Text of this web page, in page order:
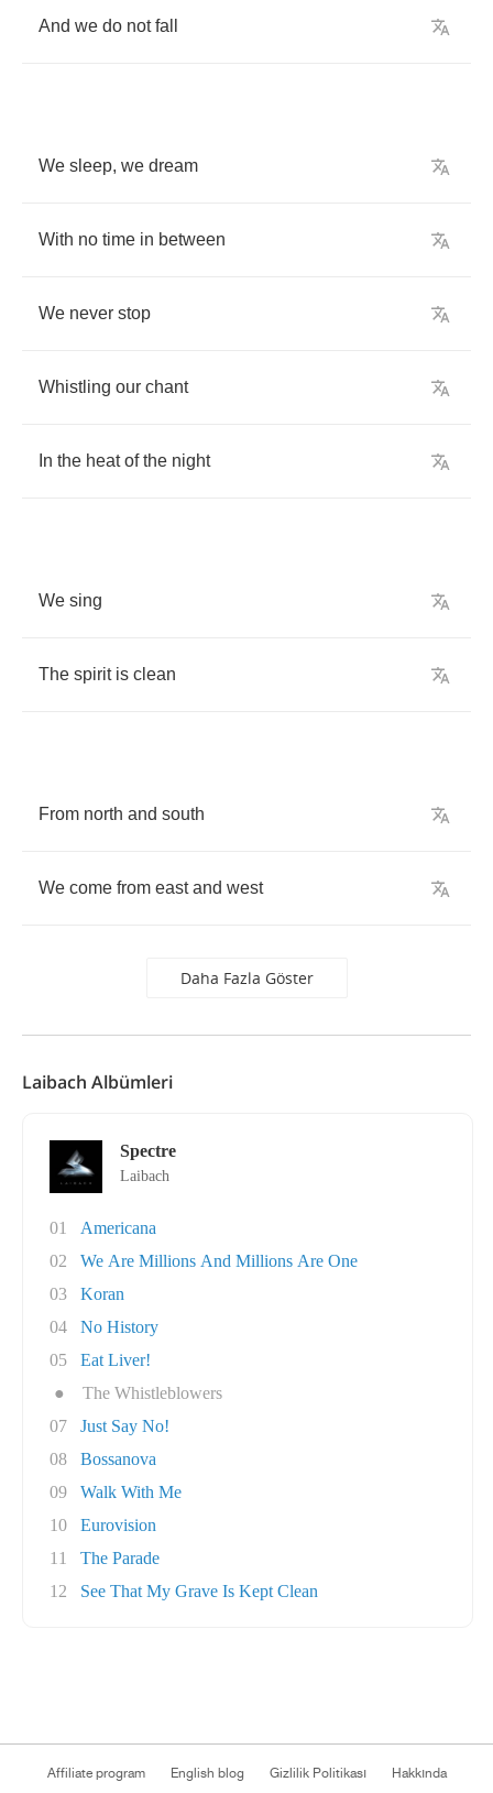
And we do not fall
We sleep, we dream
With no time in between
We never stop
Whistling our chant
In the heat of the night
We sing
The spirit is clean
From north and south
We come from east and west
Daha Fazla Göster
Laibach Albümleri
Spectre
Laibach
01
Americana
02
We Are Millions And Millions Are One
03
Koran
04
No History
05
Eat Liver!
●
The Whistleblowers
07
Just Say No!
08
Bossanova
09
Walk With Me
10
Eurovision
11
The Parade
12
See That My Grave Is Kept Clean
Affiliate program English blog Gizlilik Politikası
Hakkında